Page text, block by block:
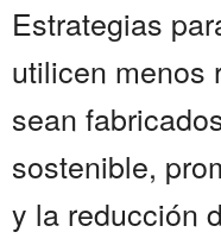
Estrategias
utilicen menos
sean
sostenible,
y la reducción